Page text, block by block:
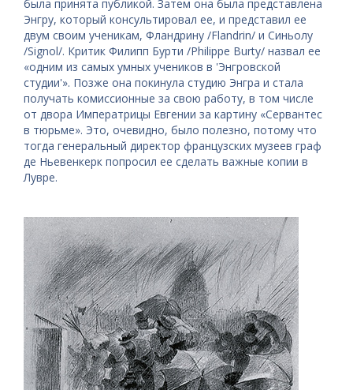
была принята публикой. Затем она была представлена ​​
Энгру, который консультировал ее, и представил ее
двум своим ученикам, Фландрину /Flandrin/ и Синьолу
/Signol/. Критик Филипп Бурти /Philippe Burty/ назвал ее
«одним из самых умных учеников в 'Энгровской
студии'». Позже она покинула студию Энгра и стала
получать комиссионные за свою работу, в том числе
от двора Императрицы Евгении за картину «Сервантес
в тюрьме». Это, очевидно, было полезно, потому что
тогда генеральный директор французских музеев граф
де Ньевенкерк попросил ее сделать важные копии в
Лувре.